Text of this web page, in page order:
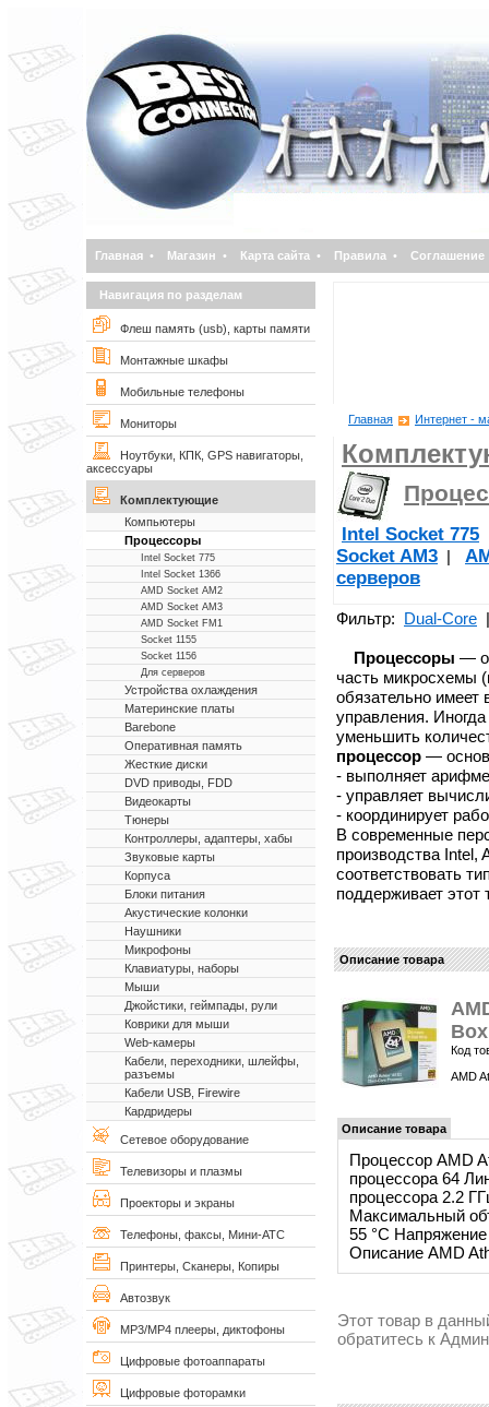
Главная • Магазин • Карта сайта • Правила • Соглашение
Навигация по разделам
Флеш память (usb), карты памяти
Монтажные шкафы
Мобильные телефоны
Мониторы
Ноутбуки, КПК, GPS навигаторы,
аксессуары
Комплектующие
Компьютеры
Процессоры
Intel Socket 775
Intel Socket 1366
AMD Socket AM2
AMD Socket AM3
AMD Socket FM1
Socket 1155
Socket 1156
Для серверов
Устройства охлаждения
Материнские платы
Barebone
Оперативная память
Жесткие диски
DVD приводы, FDD
Видеокарты
Тюнеры
Контроллеры, адаптеры, хабы
Звуковые карты
Корпуса
Блоки питания
Акустические колонки
Наушники
Микрофоны
Клавиатуры, наборы
Мыши
Джойстики, геймпады, рули
Коврики для мыши
Web-камеры
Кабели, переходники, шлейфы,
разъемы
Кабели USB, Firewire
Кардридеры
Сетевое оборудование
Телевизоры и плазмы
Проекторы и экраны
Телефоны, факсы, Мини-АТС
Принтеры, Сканеры, Копиры
Автозвук
MP3/MP4 плееры, диктофоны
Цифровые фотоаппараты
Цифровые фоторамки
Главная Интернет -
Intel Socket 775
Socket AM3 |
серверов
Фильтр: Dual-Core
Процессоры —
часть микросхемы
обязательно
управления.
уменьшить
процессор —
- выполняет
- управляет
- координирует
В современные
производства Intel,
соответствовать
поддерживает этот
Описание товара
Box
Код
AMD
Описание товара
Процессор AMD
процессора 64
процессора 2.2
Максимальный
55 °С
Описание AMD
Этот товар в
обратитесь к